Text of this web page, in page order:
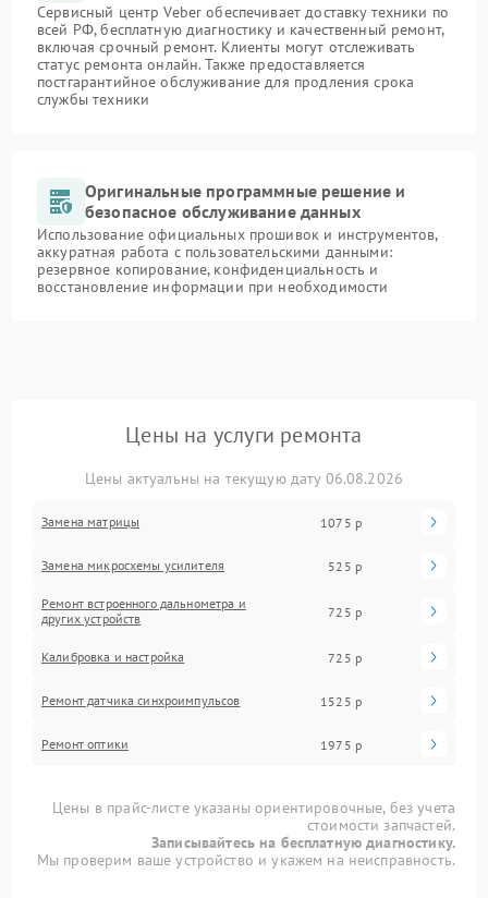
Сервисный центр Veber обеспечивает доставку техники по
всей РФ, бесплатную диагностику и качественный ремонт,
включая срочный ремонт. Клиенты могут отслеживать
статус ремонта онлайн. Также предоставляется
постгарантийное обслуживание для продления срока
службы техники
Оригинальные программные решение и
безопасное обслуживание данных
Использование официальных прошивок и инструментов,
аккуратная работа с пользовательскими данными:
резервное копирование, конфиденциальность и
восстановление информации при необходимости
Цены на услуги ремонта
Цены актуальны на текущую дату 06.08.2026
Замена матрицы 1075 р
Замена микросхемы усилителя 525 р
Ремонт встроенного дальнометра и
других устройств
725 р
Калибровка и настройка 725 р
Ремонт датчика синхроимпульсов 1525 р
Ремонт оптики 1975 р
Цены в прайс-листе указаны ориентировочные, без учета
стоимости запчастей.
Записывайтесь на бесплатную диагностику.
Мы проверим ваше устройство и укажем на неисправность.